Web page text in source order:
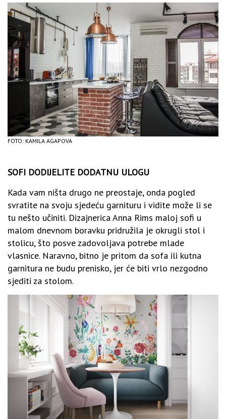
FOTO: KAMILA AGAPOVA
SOFI DODIJELITE DODATNU ULOGU
Kada vam ništa drugo ne preostaje, onda pogled
svratite na svoju sjedeću garnituru i vidite može li se
tu nešto učiniti. Dizajnerica Anna Rims maloj sofi u
malom dnevnom boravku pridružila je okrugli stol i
stolicu, što posve zadovoljava potrebe mlade
vlasnice. Naravno, bitno je pritom da sofa ili kutna
garnitura ne budu prenisko, jer će biti vrlo nezgodno
sjediti za stolom.